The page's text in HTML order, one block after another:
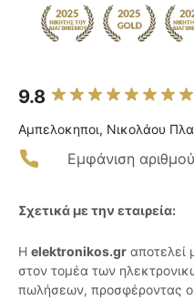
9.8
Αμπελοκηποι, Νικολάου
Εμφάνιση
Σχετικά με την εταιρεία:
Η elektronikos.gr αποτελεί
στον τομέα των
πωλήσεων, προσφέροντας